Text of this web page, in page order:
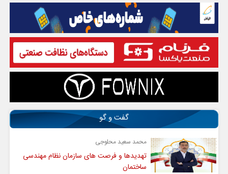
گفت و گو
محمد سعید محلوجی
تهدیدها و فرصت های سازمان نظام مهندسی
ساختمان